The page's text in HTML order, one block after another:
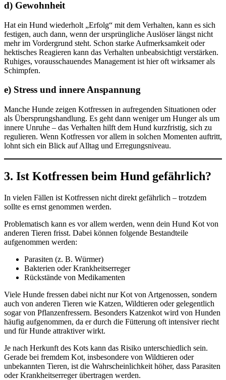
d) Gewohnheit
Hat ein Hund wiederholt „Erfolg“ mit dem Verhalten, kann es sich
festigen, auch dann, wenn der ursprüngliche Auslöser längst nicht
mehr im Vordergrund steht. Schon starke Aufmerksamkeit oder
hektisches Reagieren kann das Verhalten unbeabsichtigt verstärken.
Ruhiges, vorausschauendes Management ist hier oft wirksamer als
Schimpfen.
e) Stress und innere Anspannung
Manche Hunde zeigen Kotfressen in aufregenden Situationen oder
als Übersprungshandlung. Es geht dann weniger um Hunger als um
innere Unruhe – das Verhalten hilft dem Hund kurzfristig, sich zu
regulieren. Wenn Kotfressen vor allem in solchen Momenten auftritt,
lohnt sich ein Blick auf Alltag und Erregungsniveau.
3. Ist Kotfressen beim Hund gefährlich?
In vielen Fällen ist Kotfressen nicht direkt gefährlich – trotzdem
sollte es ernst genommen werden.
Problematisch kann es vor allem werden, wenn dein Hund Kot von
anderen Tieren frisst. Dabei können folgende Bestandteile
aufgenommen werden:
Parasiten (z. B. Würmer)
Bakterien oder Krankheitserreger
Rückstände von Medikamenten
Viele Hunde fressen dabei nicht nur Kot von Artgenossen, sondern
auch von anderen Tieren wie Katzen, Wildtieren oder gelegentlich
sogar von Pflanzenfressern. Besonders Katzenkot wird von Hunden
häufig aufgenommen, da er durch die Fütterung oft intensiver riecht
und für Hunde attraktiver wirkt.
Je nach Herkunft des Kots kann das Risiko unterschiedlich sein.
Gerade bei fremdem Kot, insbesondere von Wildtieren oder
unbekannten Tieren, ist die Wahrscheinlichkeit höher, dass Parasiten
oder Krankheitserreger übertragen werden.